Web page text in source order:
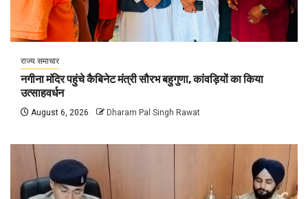
राज्य समाचार
नगीना मंदिर पहुंचे कैबिनेट मंत्री सौरभ बहुगुणा, कांवड़ियों का किया
उत्साहवर्धन
August 6, 2026 Dharam Pal Singh Rawat